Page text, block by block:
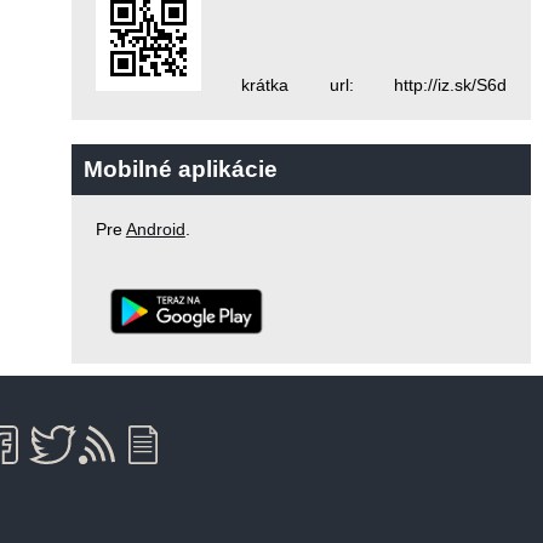
krátka url: http://iz.sk/S6d
Mobilné aplikácie
PreAndroid